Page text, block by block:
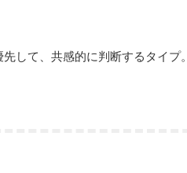
して、共感的に判断するタイプ。